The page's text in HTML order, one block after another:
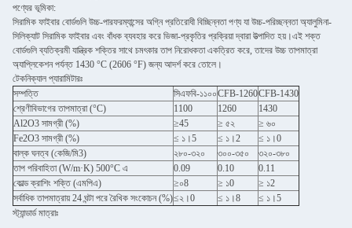
পণ্যের ভূমিকা:
সিরামিক ফাইবার বোর্ডগুলি উচ্চ-পারফরম্যান্সের অগ্নি প্রতিরোধী বিচ্ছিন্নতা পণ্য যা উচ্চ-পরিচ্ছন্নতা অ্যালুমিনা-
সিলিক্যাট সিরামিক ফাইবার এবং বাঁধক ব্যবহার করে ভিজা-প্রকৃতির প্রক্রিয়া দ্বারা উত্পাদিত হয়।এই শক্ত
বোর্ডগুলি ব্যতিক্রমী যান্ত্রিক শক্তির সাথে চমৎকার তাপ নিরোধকতা একত্রিত করে, তাদের উচ্চ তাপমাত্রা
অ্যাপ্লিকেশন পর্যন্ত 1430 °C (2606 °F) জন্য আদর্শ করে তোলে।
টেকনিক্যাল প্যারামিটারঃ
সম্পত্তি
সিএফবি-১১০০CFB-1260CFB-1430
শ্রেণীবিভাগের তাপমাত্রা (°C)
1100 1260
1430
Al2O3 সামগ্রী (%)
≥45 ≥ ৫২
≥ ৬০
Fe2O3 সামগ্রী (%)
≤ ১।5 ≤ ১।2
≤ ১।0
বাল্ক ঘনত্ব (কেজি/মি3)
২৮০-৩২০ ৩০০-৩৫০
৩২০-৩৮০
তাপ পরিবাহিতা (W/m·K) 500°C এ
0.09 0.10
0.11
কোল্ড ক্রাশিং শক্তি (এমপিএ)
≥০8 ≥ ১0
≥ ১2
সর্বাধিক তাপমাত্রায় 24 ঘন্টা পরে রৈখিক সংকোচন (%)≤২।0 ≤ ১।8
≤ ১।5
স্ট্যান্ডার্ড মাত্রাঃ